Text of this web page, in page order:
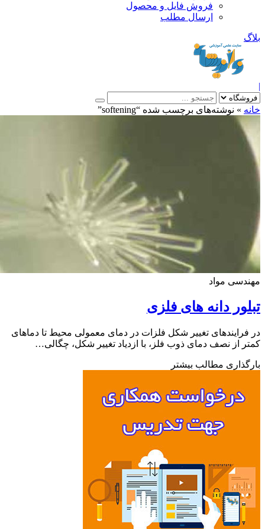
فروش فایل و محصول
ارسال مطلب
»نوشته‌های برچسب شده “softening”
مواد
دانه های فلزی
تغییر شکل فلزات در دمای معمولی محیط تا دماهای
از نصف دمای ذوب فلز، با ازدیاد تغییر شکل، چگالی…
مطالب بیشتر